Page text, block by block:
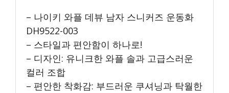
– 나이키 와플 데뷰 남자 스니커즈 운동화
DH9522-003
– 스타일과 편안함이 하나로!
– 디자인: 유니크한 와플 솔과 고급스러운
컬러 조합
– 편안한 착화감: 부드러운 쿠셔닝과 탁월한